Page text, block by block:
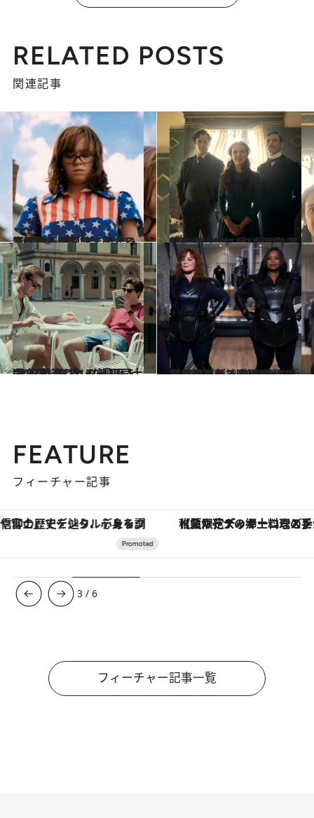
RELATED POSTS
関連記事
2021.9.14
青野賢一がおススメする この秋、映画館で観たい 新作映画4選
カルチャー 2021.5.29
笑って泣けて手に汗握る！ 傑作揃いの 超おすすめNetflixオリジナル映画5選
カルチャー
2020.4.27
“人を想うことの美しさ”に心洗われる 「男同士の恋愛」を描いた映画 5選
カルチャー 2021.8.12
鬱屈した気持ちは笑ってぶっとばせ！ Netflixで手軽に観られる 抱腹絶倒の海外コメディ映画5選
カルチャー
FEATURE
フィーチャー記事
【夏限定ディナーコース】旬を迎える稚鮎や花ズッキーニなどをイタリア・トスカーナの郷土料理の手法で満喫！ ヴァシュロン・コンスタンタ
3 /6
フィーチャー記事一覧